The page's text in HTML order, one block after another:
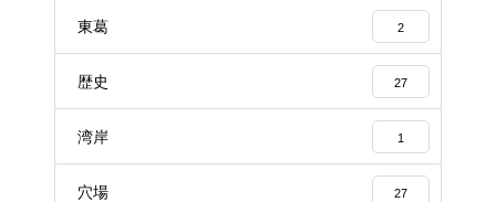
東葛 2
歴史 27
湾岸 1
穴場 27